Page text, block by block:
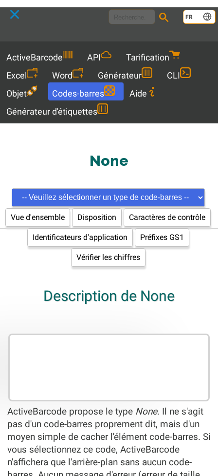
FR
ActiveBarcode API
Tarification
Excel
Word Générateur
CLI
Objet
Codes-barres
Aide
Générateur d'étiquettes
None
Vue d'ensemble Disposition Caractères de contrôle
Identificateurs d'application Préfixes GS1
Vérifier les chiffres
Description de None
ActiveBarcode propose le type None. Il ne s'agit
pas d'un code-barres proprement dit, mais d'un
moyen simple de cacher l'élément code-barres. Si
vous sélectionnez ce code, ActiveBarcode
n'affichera que l'arrière-plan sans aucun code-